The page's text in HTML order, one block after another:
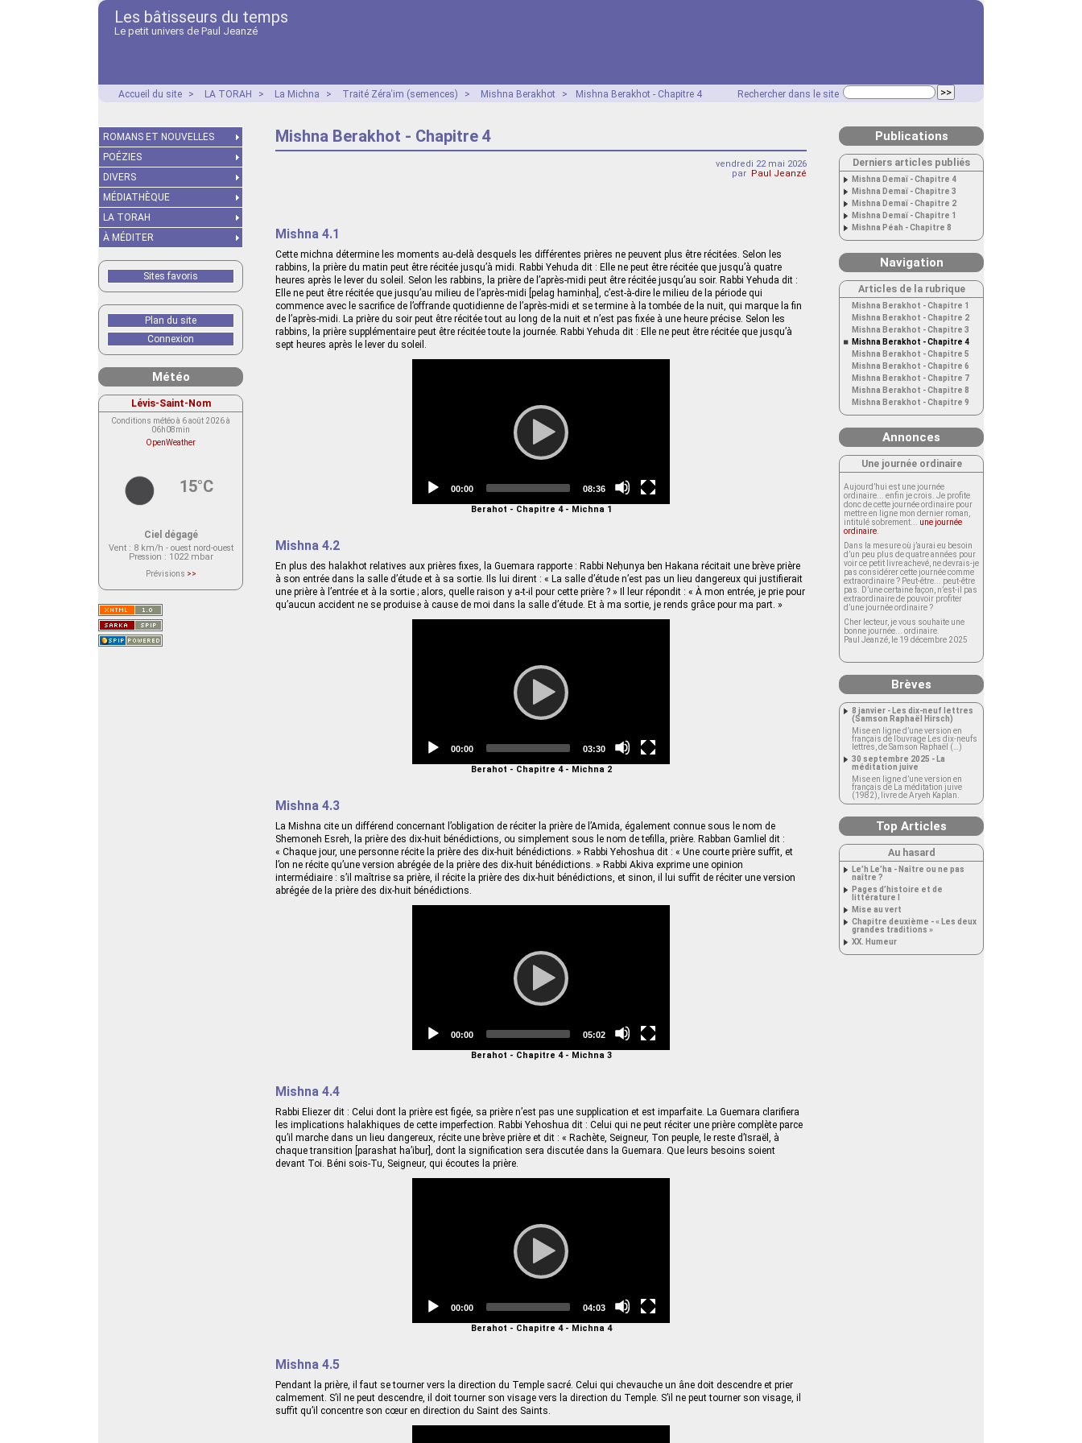
Les bâtisseurs du temps
Le petit univers de Paul Jeanzé
Rechercher dans le site
Accueil du site > LA TORAH > La Michna > Traité Zéraʿim (semences) > Mishna Berakhot > Mishna Berakhot - Chapitre 4
Mishna Berakhot - Chapitre 4
vendredi 22 mai 2026
par Paul Jeanzé
Mishna 4.1
Cette michna détermine les moments au-delà desquels les différentes prières ne peuvent plus être récitées. Selon les
rabbins, la prière du matin peut être récitée jusqu’à midi. Rabbi Yehuda dit : Elle ne peut être récitée que jusqu’à quatre
heures après le lever du soleil. Selon les rabbins, la prière de l’après-midi peut être récitée jusqu’au soir. Rabbi Yehuda dit :
Elle ne peut être récitée que jusqu’au milieu de l’après-midi [pelag haminḥa], c’est-à-dire le milieu de la période qui
commence avec le sacrifice de l’offrande quotidienne de l’après-midi et se termine à la tombée de la nuit, qui marque la fin
de l’après-midi. La prière du soir peut être récitée tout au long de la nuit et n’est pas fixée à une heure précise. Selon les
rabbins, la prière supplémentaire peut être récitée toute la journée. Rabbi Yehuda dit : Elle ne peut être récitée que jusqu’à
sept heures après le lever du soleil.
Current
00:00
Total
08:36
Berahot - Chapitre 4 - Michna 1
Mishna 4.2
En plus des halakhot relatives aux prières fixes, la Guemara rapporte : Rabbi Neḥunya ben Hakana récitait une brève prière
à son entrée dans la salle d’étude et à sa sortie. Ils lui dirent : « La salle d’étude n’est pas un lieu dangereux qui justifierait
une prière à l’entrée et à la sortie ; alors, quelle raison y a-t-il pour cette prière ? » Il leur répondit : « À mon entrée, je prie pour
qu’aucun accident ne se produise à cause de moi dans la salle d’étude. Et à ma sortie, je rends grâce pour ma part. »
Current
00:00
Total
03:30
Berahot - Chapitre 4 - Michna 2
Mishna 4.3
La Mishna cite un différend concernant l’obligation de réciter la prière de l’Amida, également connue sous le nom de
Shemoneh Esreh, la prière des dix-huit bénédictions, ou simplement sous le nom de tefilla, prière. Rabban Gamliel dit :
« Chaque jour, une personne récite la prière des dix-huit bénédictions. » Rabbi Yehoshua dit : « Une courte prière suffit, et
l’on ne récite qu’une version abrégée de la prière des dix-huit bénédictions. » Rabbi Akiva exprime une opinion
intermédiaire : s’il maîtrise sa prière, il récite la prière des dix-huit bénédictions, et sinon, il lui suffit de réciter une version
abrégée de la prière des dix-huit bénédictions.
Current
00:00
Total
05:02
Berahot - Chapitre 4 - Michna 3
Mishna 4.4
Rabbi Eliezer dit : Celui dont la prière est figée, sa prière n’est pas une supplication et est imparfaite. La Guemara clarifiera
les implications halakhiques de cette imperfection. Rabbi Yehoshua dit : Celui qui ne peut réciter une prière complète parce
qu’il marche dans un lieu dangereux, récite une brève prière et dit : « Rachète, Seigneur, Ton peuple, le reste d’Israël, à
chaque transition [parashat ha’ibur], dont la signification sera discutée dans la Guemara. Que leurs besoins soient
devant Toi. Béni sois-Tu, Seigneur, qui écoutes la prière.
Current
00:00
Total
04:03
Berahot - Chapitre 4 - Michna 4
Mishna 4.5
Pendant la prière, il faut se tourner vers la direction du Temple sacré. Celui qui chevauche un âne doit descendre et prier
calmement. S’il ne peut descendre, il doit tourner son visage vers la direction du Temple. S’il ne peut tourner son visage, il
suffit qu’il concentre son cœur en direction du Saint des Saints.
ROMANS ET NOUVELLES
POÉZIES
DIVERS
MÉDIATHÈQUE
LA TORAH
À MÉDITER
Sites favoris
Plan du site
Connexion
Météo
Lévis-Saint-Nom
Conditions météo à 6 août 2026 à
06h08min
OpenWeather
15°C
Ciel dégagé
Vent: 8 km/h - ouest nord-ouest
Pression : 1022 mbar
Prévisions >>
actuellement aucune prévision
Saint-Nom.
Veuillez consulter le message du
service ci-dessous.
(401 - Invalid API key. Please see
https://openweathermap.org/faq#error401
Publications
Derniers articles publiés
Mishna Demaï - Chapitre 4
Mishna Demaï - Chapitre 3
Mishna Demaï - Chapitre 2
Mishna Demaï - Chapitre 1
Mishna Péah - Chapitre 8
Navigation
Articles de la rubrique
Mishna Berakhot - Chapitre 1
Mishna Berakhot - Chapitre 2
Mishna Berakhot - Chapitre 3
Mishna Berakhot - Chapitre 4
Mishna Berakhot - Chapitre 5
Mishna Berakhot - Chapitre 6
Mishna Berakhot - Chapitre 7
Mishna Berakhot - Chapitre 8
Mishna Berakhot - Chapitre 9
Annonces
Une journée ordinaire
Aujourd’hui est une journée
ordinaire... enfin je crois. Je profite
donc de cette journée ordinaire pour
mettre en ligne mon dernier roman,
intitulé sobrement... une journée
ordinaire
Dans la mesure où j’aurai eu besoin
d’un peu plus de quatre années pour
voir ce petit livre achevé, ne devrais-je
pas considérer cette journée comme
extraordinaire ? Peut-être... peut-être
pas. D’une certaine façon, n’est-il pas
extraordinaire de pouvoir profiter
d’une journée ordinaire ?
Cher lecteur, je vous souhaite une
bonne journée... ordinaire.
Paul Jeanzé, le 19 décembre 2025
Brèves
8 janvier - Les dix-neuf lettres
(Samson Raphaël Hirsch)
Mise en ligne d’une version en
français de l’ouvrage Les dix-neufs
lettres, de Samson Raphaël (…)
30 septembre 2025 - La
méditation juive
Mise en ligne d’une version en
français de La méditation juive
(1982), livre de Aryeh Kaplan.
Top Articles
Au hasard
Le’h Le’ha - Naître ou ne pas
naître ?
Pages d’histoire et de
littérature I
Mise au vert
Chapitre deuxième - « Les deux
grandes traditions »
XX. Humeur